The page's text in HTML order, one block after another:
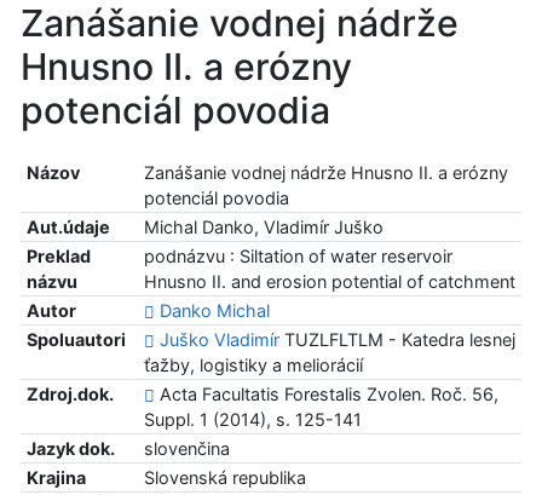
Zanášanie vodnej nádrže
Hnusno II. a erózny
potenciál povodia
Názov
Zanášanie vodnej nádrže Hnusno II. a erózny
potenciál povodia
Aut.údaje
Michal Danko, Vladimír Juško
Preklad
názvu
podnázvu : Siltation of water reservoir
Hnusno II. and erosion potential of catchment
Autor
Danko Michal
Spoluautori
Juško VladimírTUZLFLTLM - Katedra lesnej
ťažby, logistiky a meliorácií
Zdroj.dok.
Acta Facultatis Forestalis Zvolen. Roč. 56,
Suppl. 1 (2014), s. 125-141
Jazyk dok.
slovenčina
Krajina
Slovenská republika